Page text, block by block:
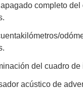
completo del
del cuadro de
acústico de